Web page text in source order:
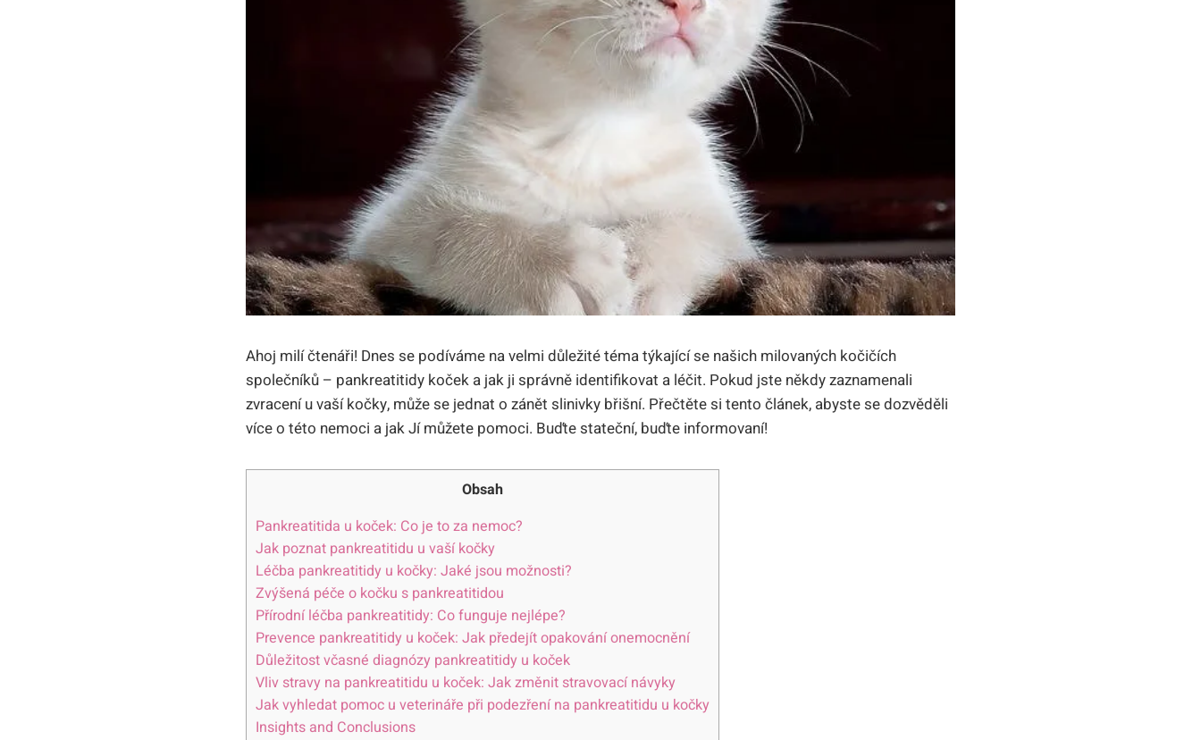
Ahoj milí čtenáři! Dnes se podíváme na velmi důležité téma týkající se našich milovaných kočičích
společníků – pankreatitidy koček a jak ji správně identifikovat a léčit. Pokud jste někdy zaznamenali
zvracení u vaší kočky, může se jednat o zánět slinivky břišní. Přečtěte si tento článek, abyste se dozvěděli
více o této nemoci a jak Jí můžete pomoci. Buďte stateční, buďte informovaní!
Obsah
Pankreatitida u koček: Co je to za nemoc?
Jak poznat pankreatitidu u vaší kočky
Léčba pankreatitidy u kočky: Jaké jsou možnosti?
Zvýšená péče o kočku s pankreatitidou
Přírodní léčba pankreatitidy: Co funguje nejlépe?
Prevence pankreatitidy u koček: Jak předejít opakování onemocnění
Důležitost včasné diagnózy pankreatitidy u koček
Vliv stravy na pankreatitidu u koček: Jak změnit stravovací návyky
Jak vyhledat pomoc u veterináře při podezření na pankreatitidu u kočky
Insights and Conclusions